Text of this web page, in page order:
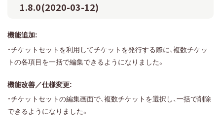
1.8.0(2020-03-12)
機能追加:
・チケットセットを利用してチケットを発行する際に、複数チケッ
トの各項目を一括で編集できるようになりました。
機能改善／仕様変更:
・チケットセットの編集画面で、複数チケットを選択し、一括で削除
できるようになりました。